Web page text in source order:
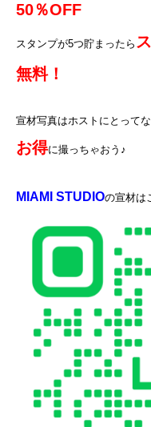
50％OFF
スタンプが5つ貯まったら
無料！
宣材写真はホストにとって
お得に撮っちゃおう♪
MIAMI STUDIOの宣材は